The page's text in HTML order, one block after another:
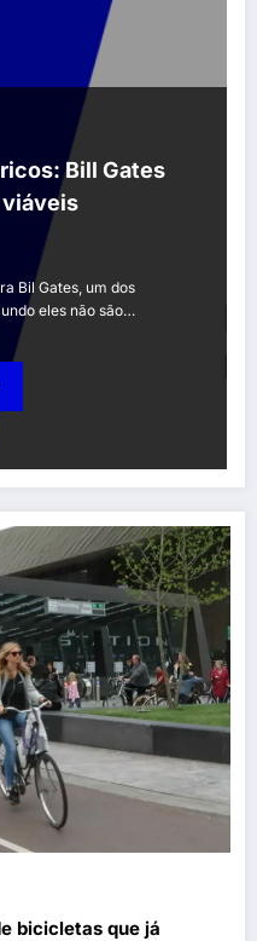
Bill Gates
viáveis
Bil Gates, um dos
eles não são…
bicicletas que já